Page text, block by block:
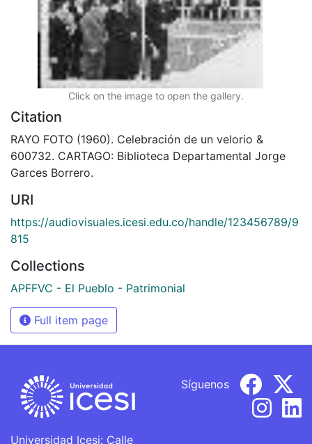
Click on the image to open the gallery.
Citation
RAYO FOTO (1960). Celebración de un velorio &
600732. CARTAGO: Biblioteca Departamental Jorge
Garces Borrero.
URI
https://audiovisuales.icesi.edu.co/handle/123456789/9
815
Collections
APFFVC - El Pueblo - Patrimonial
Full item page
Universidad Icesi: Calle
Síguenos